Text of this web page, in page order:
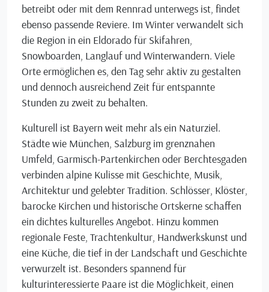
betreibt oder mit dem Rennrad unterwegs ist, findet
ebenso passende Reviere. Im Winter verwandelt sich
die Region in ein Eldorado für Skifahren,
Snowboarden, Langlauf und Winterwandern. Viele
Orte ermöglichen es, den Tag sehr aktiv zu gestalten
und dennoch ausreichend Zeit für entspannte
Stunden zu zweit zu behalten.
Kulturell ist Bayern weit mehr als ein Naturziel.
Städte wie München, Salzburg im grenznahen
Umfeld, Garmisch-Partenkirchen oder Berchtesgaden
verbinden alpine Kulisse mit Geschichte, Musik,
Architektur und gelebter Tradition. Schlösser, Klöster,
barocke Kirchen und historische Ortskerne schaffen
ein dichtes kulturelles Angebot. Hinzu kommen
regionale Feste, Trachtenkultur, Handwerkskunst und
eine Küche, die tief in der Landschaft und Geschichte
verwurzelt ist. Besonders spannend für
kulturinteressierte Paare ist die Möglichkeit, einen